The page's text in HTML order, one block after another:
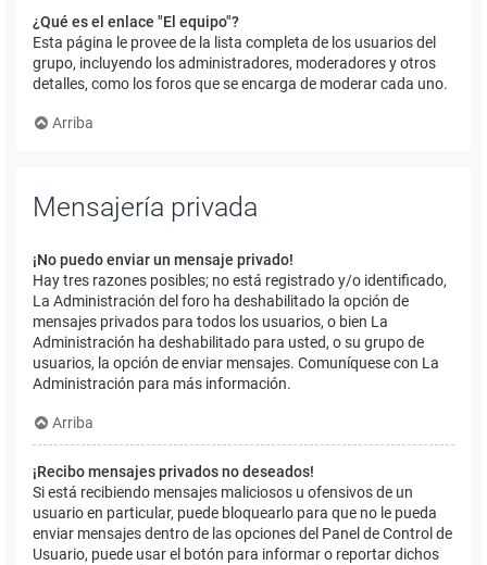
¿Qué es el enlace "El equipo"?
Esta página le provee de la lista completa de los usuarios del
grupo, incluyendo los administradores, moderadores y otros
detalles, como los foros que se encarga de moderar cada uno.
Arriba
Mensajería privada
¡No puedo enviar un mensaje privado!
Hay tres razones posibles; no está registrado y/o identificado,
La Administración del foro ha deshabilitado la opción de
mensajes privados para todos los usuarios, o bien La
Administración ha deshabilitado para usted, o su grupo de
usuarios, la opción de enviar mensajes. Comuníquese con La
Administración para más información.
Arriba
¡Recibo mensajes privados no deseados!
Si está recibiendo mensajes maliciosos u ofensivos de un
usuario en particular, puede bloquearlo para que no le pueda
enviar mensajes dentro de las opciones del Panel de Control de
Usuario, puede usar el botón para informar o reportar dichos